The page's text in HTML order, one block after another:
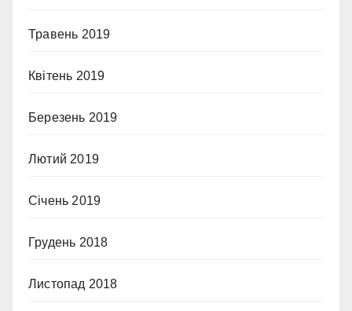
Травень 2019
Квітень 2019
Березень 2019
Лютий 2019
Січень 2019
Грудень 2018
Листопад 2018